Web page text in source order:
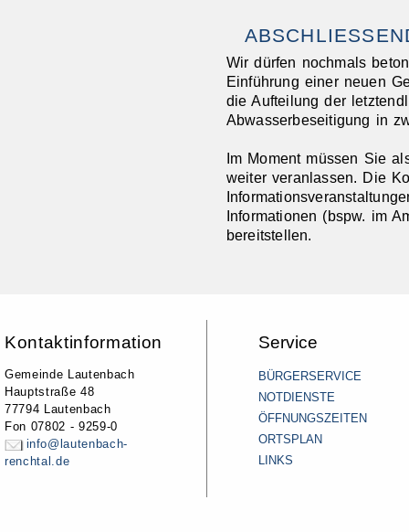
Wir dürfen nochmals
Einführung einer neuen
die Aufteilung der
Abwasserbeseitigung in
Im Moment müssen Sie
weiter veranlassen. Die
Informationen (bspw. im
bereitstellen.
Kontaktinformation
Gemeinde Lautenbach
Hauptstraße 48
77794 Lautenbach
Fon 07802 - 9259-0
info@lautenbach-
renchtal.de
Service
BÜRGERSERVICE
NOTDIENSTE
ÖFFNUNGSZEITEN
ORTSPLAN
LINKS